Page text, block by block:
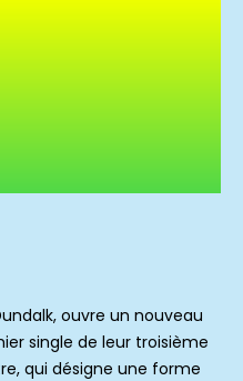
ouvre un nouveau
single de leur troisième
qui désigne une forme